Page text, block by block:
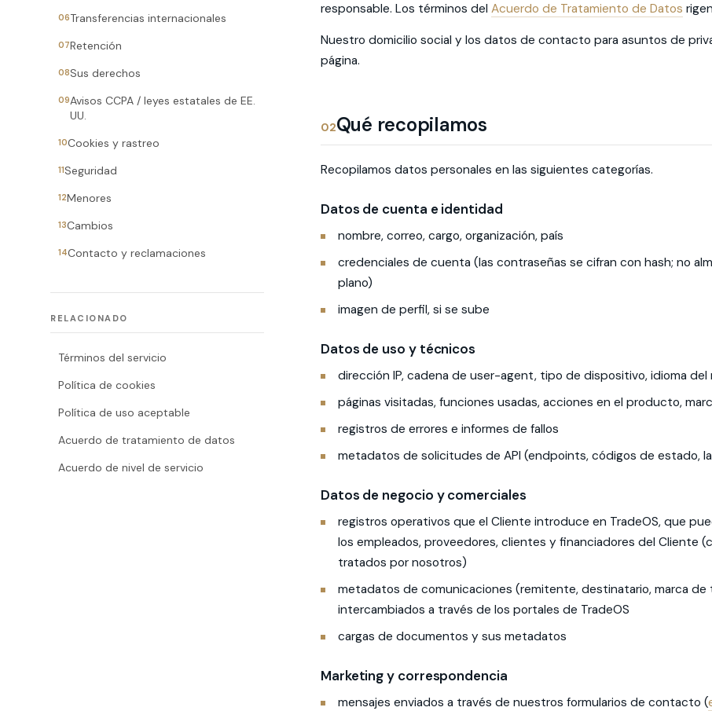
06Transferencias internacionales
07Retención
08Sus derechos
09Avisos CCPA / leyes estatales de EE.
UU.
10Cookies y rastreo
11Seguridad
12Menores
13Cambios
14Contacto y reclamaciones
RELACIONADO
Términos del servicio
Política de cookies
Política de uso aceptable
Acuerdo de tratamiento de datos
Acuerdo de nivel de servicio
responsable. Los términos del Acuerdo de Tratamiento de Datos
Nuestro domicilio social y los datos de contacto para asuntos de
página.
02Qué recopilamos
Recopilamos datos personales en las siguientes categorías.
Datos de cuenta e identidad
nombre, correo, cargo, organización, país
credenciales de cuenta (las contraseñas se cifran con hash; no
plano)
imagen de perfil, si se sube
Datos de uso y técnicos
dirección IP, cadena de user-agent, tipo de dispositivo, idioma del
páginas visitadas, funciones usadas, acciones en el producto,
registros de errores e informes de fallos
metadatos de solicitudes de API (endpoints, códigos de estado,
Datos de negocio y comerciales
registros operativos que el Cliente introduce en TradeOS, que
los empleados, proveedores, clientes y financiadores del Cliente
tratados por nosotros)
metadatos de comunicaciones (remitente, destinatario, marca de
intercambiados a través de los portales de TradeOS
cargas de documentos y sus metadatos
Marketing y correspondencia
mensajes enviados a través de nuestros formularios de contacto (